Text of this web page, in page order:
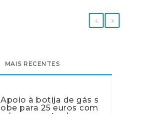
MAIS RECENTES
Apoio à botija de gás s
obe para 25 euros com